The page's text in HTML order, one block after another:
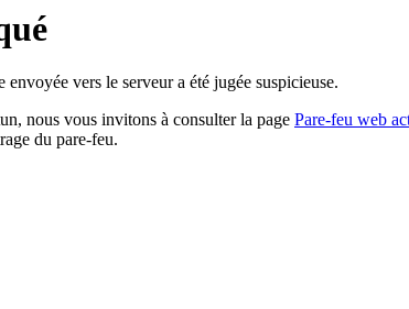
vers le serveur a été jugée suspicieuse.
nous vous invitons à consulter la page Pare-feu web
du pare-feu.